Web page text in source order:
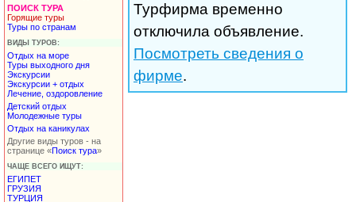
ПОИСК ТУРА
Горящие туры
Туры по странам
ВИДЫ ТУРОВ:
Отдых на море
Туры выходного дня
Экскурсии
Экскурсии + отдых
Лечение, оздоровление
Детский отдых
Молодежные туры
Отдых на каникулах
Другие виды туров - на
странице «Поиск тура»
ЧАЩЕ ВСЕГО ИЩУТ:
ЕГИПЕТ
ГРУЗИЯ
ТУРЦИЯ
Турфирма временно
отключила объявление.
Посмотреть сведения о
фирме.